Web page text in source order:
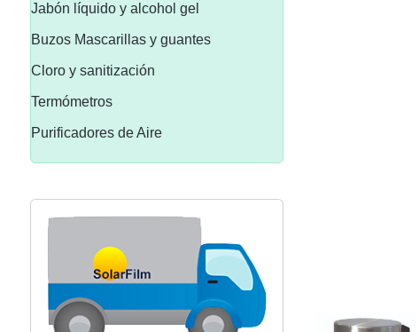
Jabón líquido y alcohol gel
Buzos Mascarillas y guantes
Cloro y sanitización
Termómetros
Purificadores de Aire